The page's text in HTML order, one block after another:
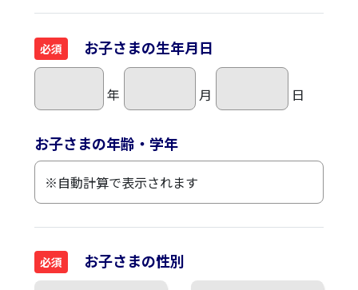
必須 お子さまの生年月日
年 月 日
お子さまの年齢・学年
必須 お子さまの性別